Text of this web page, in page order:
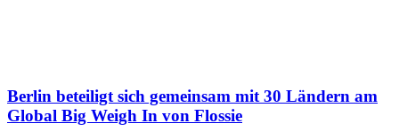
Berlin beteiligt sich gemeinsam mit 30 Ländern am
Global Big Weigh In von Flossie